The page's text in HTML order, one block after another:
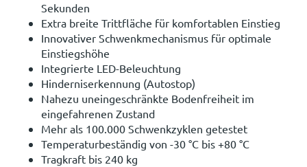
Sekunden
Extra breite Trittfläche für komfortablen Einstieg
Innovativer Schwenkmechanismus für optimale
Einstiegshöhe
Integrierte LED-Beleuchtung
Hinderniserkennung (Autostop)
Nahezu uneingeschränkte Bodenfreiheit im
eingefahrenen Zustand
Mehr als 100.000 Schwenkzyklen getestet
Temperaturbeständig von -30 °C bis +80 °C
Tragkraft bis 240 kg